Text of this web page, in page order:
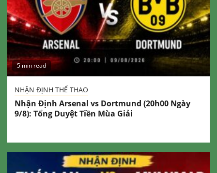
5 min read
NHẬN ĐỊNH THỂ THAO
Nhận Định Arsenal vs Dortmund (20h00 Ngày
9/8): Tổng Duyệt Tiền Mùa Giải